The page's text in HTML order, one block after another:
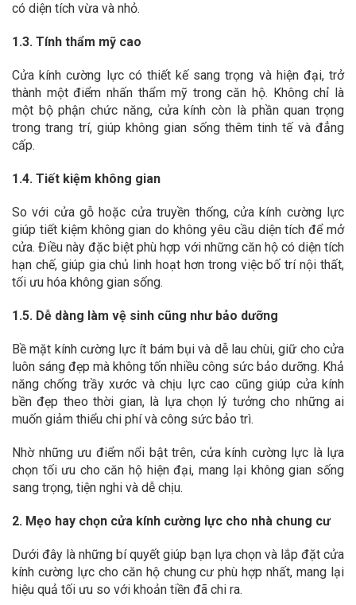
có diện tích vừa và nhỏ.
1.3. Tính thẩm mỹ cao
Cửa kính cường lực có thiết kế sang trọng và hiện đại, trở
thành một điểm nhấn thẩm mỹ trong căn hộ. Không chỉ là
một bộ phận chức năng, cửa kính còn là phần quan trọng
trong trang trí, giúp không gian sống thêm tinh tế và đẳng
cấp.
1.4. Tiết kiệm không gian
So với cửa gỗ hoặc cửa truyền thống, cửa kính cường lực
giúp tiết kiệm không gian do không yêu cầu diện tích để mở
cửa. Điều này đặc biệt phù hợp với những căn hộ có diện tích
hạn chế, giúp gia chủ linh hoạt hơn trong việc bố trí nội thất,
tối ưu hóa không gian sống.
1.5. Dễ dàng làm vệ sinh cũng như bảo dưỡng
Bề mặt kính cường lực ít bám bụi và dễ lau chùi, giữ cho cửa
luôn sáng đẹp mà không tốn nhiều công sức bảo dưỡng. Khả
năng chống trầy xước và chịu lực cao cũng giúp cửa kính
bền đẹp theo thời gian, là lựa chọn lý tưởng cho những ai
muốn giảm thiểu chi phí và công sức bảo trì.
Nhờ những ưu điểm nổi bật trên, cửa kính cường lực là lựa
chọn tối ưu cho căn hộ hiện đại, mang lại không gian sống
sang trọng, tiện nghi và dễ chịu.
2. Mẹo hay chọn cửa kính cường lực cho nhà chung cư
Dưới đây là những bí quyết giúp bạn lựa chọn và lắp đặt cửa
kính cường lực cho căn hộ chung cư phù hợp nhất, mang lại
hiệu quả tối ưu so với khoản tiền đã chi ra.